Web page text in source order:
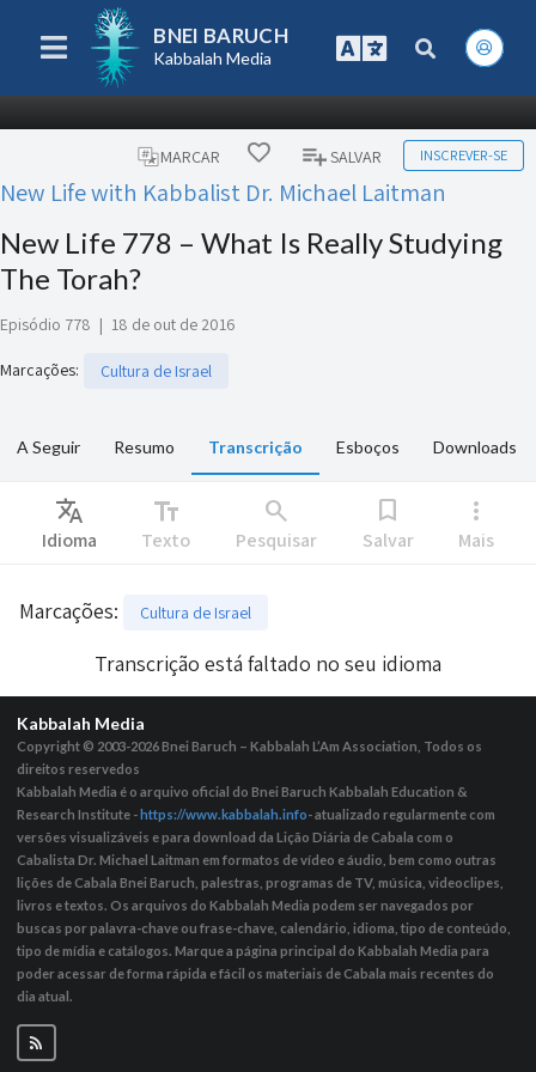
BNEI BARUCH
Kabbalah Media
MARCAR SALVAR INSCREVER-SE
New Life with Kabbalist Dr. Michael Laitman
New Life 778 – What Is Really Studying
The Torah?
Episódio 778 | 18 de out de 2016
Marcações: Cultura de Israel
A Seguir Resumo Transcrição Esboços Downloads
Translate
Idioma
text_fields
Texto
search
Pesquisar
bookmark
Salvar
more_vert
Mais
Marcações: Cultura de Israel
Transcrição está faltado no seu idioma
Kabbalah Media
Copyright © 2003-2026Bnei Baruch – Kabbalah L’Am Association, Todos os
direitos reservedos
Kabbalah Media é o arquivo oficial do Bnei Baruch Kabbalah Education &
Research Institute - https://www.kabbalah.info- atualizado regularmente com
versões visualizáveis ​​e para download da Lição Diária de Cabala com o
Cabalista Dr. Michael Laitman em formatos de vídeo e áudio, bem como outras
lições de Cabala Bnei Baruch, palestras, programas de TV, música, videoclipes,
livros e textos. Os arquivos do Kabbalah Media podem ser navegados por
buscas por palavra-chave ou frase-chave, calendário, idioma, tipo de conteúdo,
tipo de mídia e catálogos. Marque a página principal do Kabbalah Media para
poder acessar de forma rápida e fácil os materiais de Cabala mais recentes do
dia atual.